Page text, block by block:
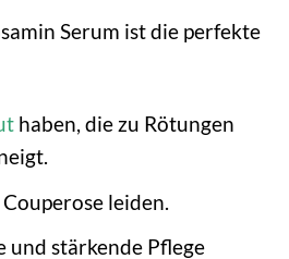
Serum ist die perfekte
haben, die zu Rötungen
leiden.
und stärkende Pflege